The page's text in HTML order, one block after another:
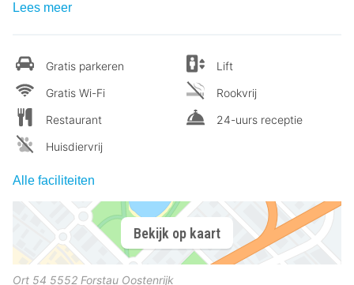
Lees meer
Gratis parkeren
Gratis Wi-Fi
Restaurant
Huisdiervrij
Lift
Rookvrij
24-uurs receptie
Alle faciliteiten
Bekijk op kaart
Ort 54 5552 Forstau Oostenrijk